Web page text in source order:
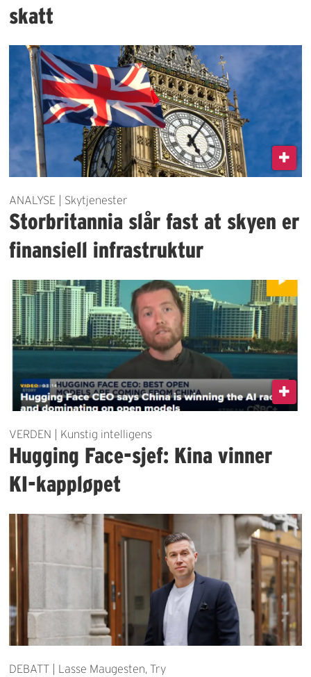
skatt
ANALYSE | Skytjenester
Storbritannia slår fast at skyen er
finansiell infrastruktur
VERDEN | Kunstig intelligens
Hugging Face-sjef: Kina vinner
KI-kappløpet
DEBATT | Lasse Maugesten, Try